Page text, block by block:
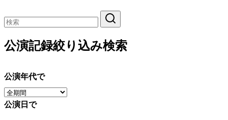
公演記録絞り込み検索
公演年代で
公演日で